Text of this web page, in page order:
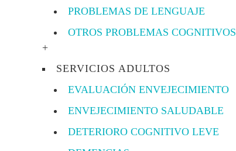
PROBLEMAS DE LENGUAJE
OTROS PROBLEMAS COGNITIVOS
+
SERVICIOS ADULTOS
EVALUACIÓN ENVEJECIMIENTO
ENVEJECIMIENTO SALUDABLE
DETERIORO COGNITIVO LEVE